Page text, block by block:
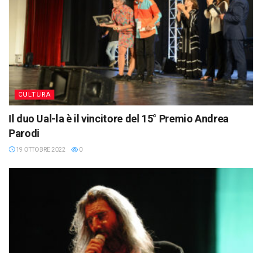
CULTURA
Il duo Ual-la è il vincitore del 15° Premio Andrea
Parodi
19 OTTOBRE 2022 0